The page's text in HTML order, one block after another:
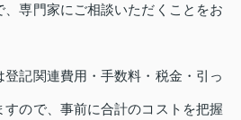
、専門家にご相談いただくことをお
登記関連費用・手数料・税金・引っ
ので、事前に合計のコストを把握